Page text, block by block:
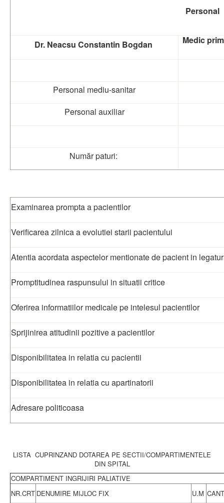
Personal
Dr. Neacsu Constantin Bogdan Medic
Personal mediu-sanitar
Personal auxiliar
Număr paturi:
Examinarea prompta a pacientilor
Verificarea zilnica a evolutiei starii pacientului
Atentia acordata aspectelor mentionate de pacient in
Promptitudinea raspunsului in situatii critice
Oferirea informatiilor medicale pe intelesul pacientilor
Sprijinirea atitudinii pozitive a pacientilor
Disponibilitatea in relatia cu pacientii
Disponibilitatea in relatia cu apartinatorii
Adresare politicoasa
LISTA CUPRINZAND DOTAREA PE SECTII/COMPARTIMENTELE
DIN SPITAL
COMPARTIMENT INGRIJIRI PALIATIVE
NR.CRT DENUMIRE MIJLOC FIX U.M